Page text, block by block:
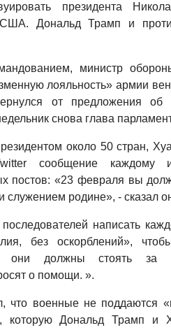
президента
Дональд Трамп и
министр
лояльность» армии
от предложения об
снова глава
около 50 стран,
сообщение каждому
постов: «23 февраля вы
родине», - сказал
написать
без оскорблений»,
они должны стоять за
о помощи. ».
что военные не поддаются
которую Дональд Трамп и